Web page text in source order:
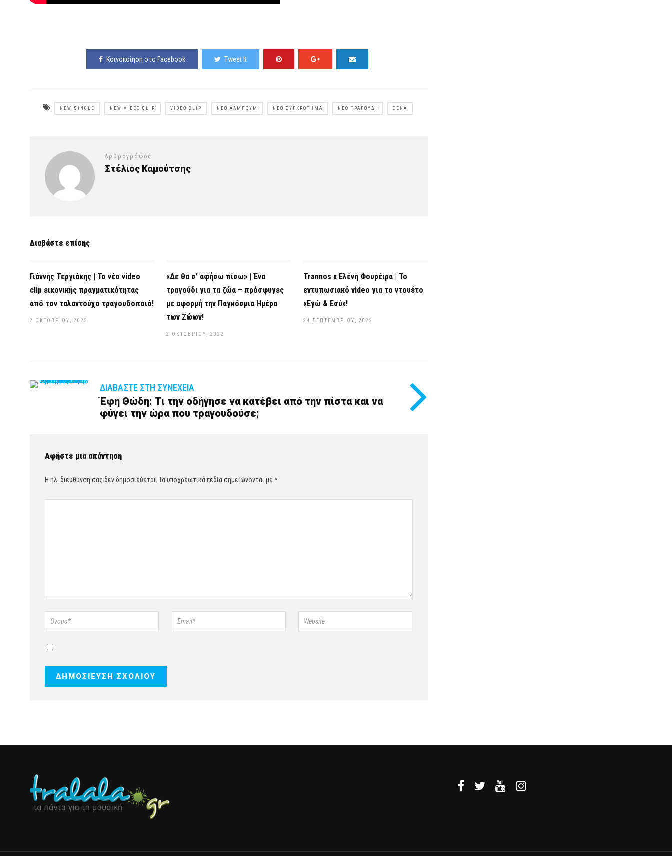
Κοινοποίηση στο Facebook Tweet It
NEW SINGLE NEW VIDEO CLIP VIDEO CLIP ΝΈΟ ΆΛΜΠΟΥΜ ΝΈΟ ΣΥΓΚΡΌΤΗΜΑ ΝΈΟ ΤΡΑΓΟΎΔΙ ΞΈΝΑ
Αρθρογράφος
Στέλιος Καμούτσης
Διαβάστε επίσης
Γιάννης Τεργιάκης | Το νέο video
clip εικονικής πραγματικότητας
από τον ταλαντούχο τραγουδοποιό!
2 ΟΚΤΩΒΡΊΟΥ, 2022
«Δε θα σ’ αφήσω πίσω» | Ένα
τραγούδι για τα ζώα – πρόσφυγες
με αφορμή την Παγκόσμια Ημέρα
των Ζώων!
2 ΟΚΤΩΒΡΊΟΥ, 2022
Trannos x Ελένη Φουρέιρα | Το
εντυπωσιακό video για το ντουέτο
«Εγώ & Εσύ»!
24 ΣΕΠΤΕΜΒΡΊΟΥ, 2022
ΔΙΑΒΆΣΤΕ ΣΤΗ ΣΥΝΈΧΕΙΑ
Έφη Θώδη: Tι την οδήγησε να κατέβει από την πίστα και να
φύγει την ώρα που τραγουδούσε;
Αφήστε μια απάντηση
Η ηλ. διεύθυνση σας δεν δημοσιεύεται. Τα υποχρεωτικά πεδία σημειώνονται με *